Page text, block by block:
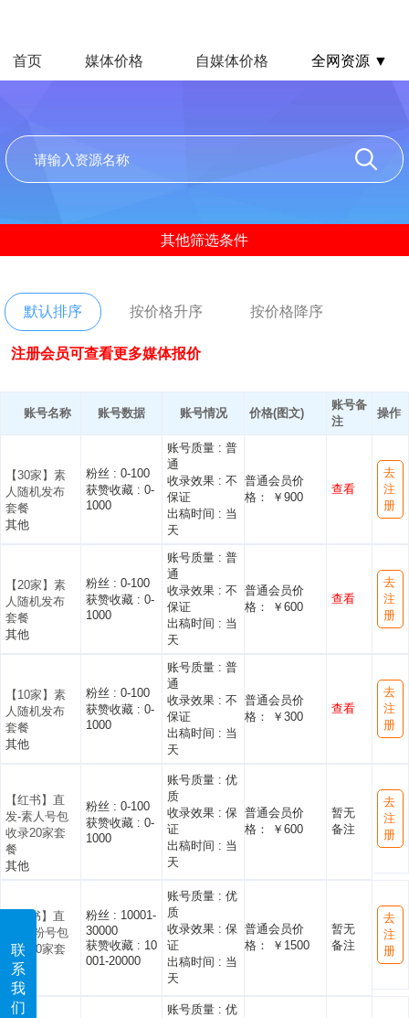
联
系
我
们
首页 媒体价格 自媒体价格 全网资源 ▼
其他筛选条件
默认排序 按价格升序 按价格降序
注册会员可查看更多媒体报价
账号名称 账号数据 账号情况 价格(图文)
账号备
注
操作
【30家】素
人随机发布
套餐
其他
粉丝 : 0-100
获赞收藏 : 0-
1000
账号质量 : 普
通
收录效果 : 不
保证
出稿时间 : 当
天
普通会员价
格： ￥900
查看
去
注
册
【20家】素
人随机发布
套餐
其他
粉丝 : 0-100
获赞收藏 : 0-
1000
账号质量 : 普
通
收录效果 : 不
保证
出稿时间 : 当
天
普通会员价
格： ￥600
查看
去
注
册
【10家】素
人随机发布
套餐
其他
粉丝 : 0-100
获赞收藏 : 0-
1000
账号质量 : 普
通
收录效果 : 不
保证
出稿时间 : 当
天
普通会员价
格： ￥300
查看
去
注
册
【红书】直
发-素人号包
收录20家套
餐
其他
粉丝 : 0-100
获赞收藏 : 0-
1000
账号质量 : 优
质
收录效果 : 保
证
出稿时间 : 当
天
普通会员价
格： ￥600
暂无
备注
去
注
册
【红书】直
发-万粉号包
收录10家套
餐
其他
粉丝 : 10001-
30000
获赞收藏 : 10
001-20000
账号质量 : 优
质
收录效果 : 保
证
出稿时间 : 当
天
普通会员价
格： ￥1500
暂无
备注
去
注
册
账号质量 : 优